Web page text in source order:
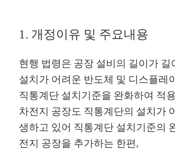
1. 개정이유 및 주요내용
현행 법령은 공장 설비의 길이가 길
설치가 어려운 반도체 및 디스플레
직통계단 설치기준을 완화하여 적
차전지 공장도 직통계단의 설치가
생하고 있어 직통계단 설치기준의
전지 공장을 추가하는 한편,